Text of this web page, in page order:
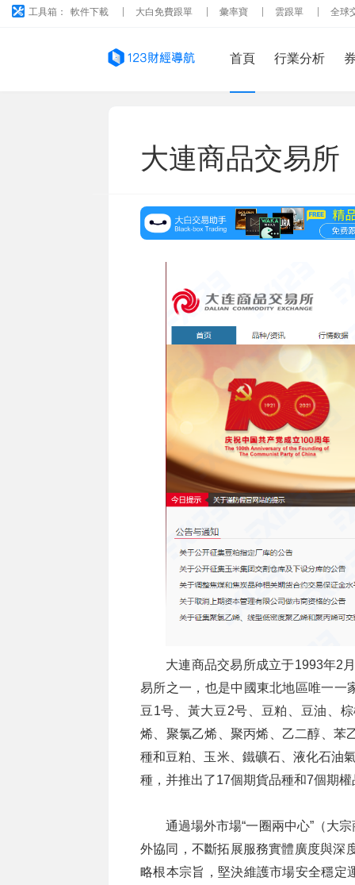
工具箱： 軟件下載 大白免費跟單 彙率寶 雲跟單 全球
首頁 行業分析
大連商品交易所
大連商品交易所成立于1993年2
易所之一，也是中國東北地區唯一一
豆1号、黃大豆2号、豆粕、豆油、
烯、聚氯乙烯、聚丙烯、乙二醇、苯
種和豆粕、玉米、鐵礦石、液化石油
種，并推出了17個期貨品種和7個期
通過場外市場“一圈兩中心”（大
外協同，不斷拓展服務實體廣度與深
略根本宗旨，堅決維護市場安全穩定